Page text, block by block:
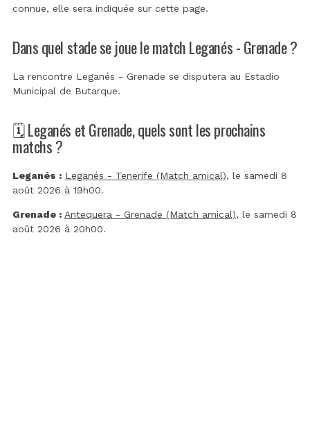
connue, elle sera indiquée sur cette page.
Dans quel stade se joue le match Leganés - Grenade ?
La rencontre Leganés - Grenade se disputera au Estadio
Municipal de Butarque.
🗓️ Leganés et Grenade, quels sont les prochains
matchs ?
Leganés : Leganés - Tenerife (Match amical), le samedi 8
août 2026 à 19h00.
Grenade : Antequera - Grenade (Match amical), le samedi 8
août 2026 à 20h00.